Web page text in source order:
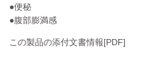
●便秘
●腹部膨満感
この製品の添付文書情報[PDF]